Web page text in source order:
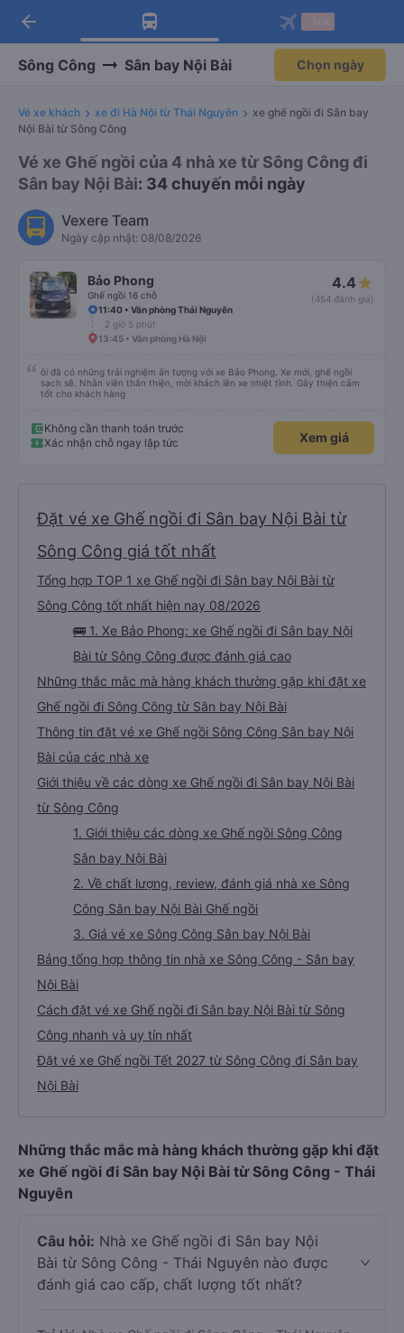
Tải app Vexere ngay!
Nhận ưu đãi thành viên độc
Mở app
Tải app Vexere
-30k/ghế khi đặt vé máy bay qua
Mở app
arrow_back
Sông Công Sân bay Nội Bài Chọn ngày
Vé xe khách xe đi Hà Nội từ Thái Nguyên
xe ghế ngồi đi Sân bay
Nội Bài từ Sông Công
Vé xe Ghế ngồi của 4 nhà xe từ Sông Công đi
Sân bay Nội Bài: 34 chuyến mỗi ngày
Vexere Team
Ngày cập nhật: 08/08/2026
Bảo Phong
Ghế ngồi 16 chỗ
4.4
(454 đánh giá)
11:40 • Văn phòng Thái Nguyên
2 giờ 5 phút
13:45 • Văn phòng Hà Nội
ôi đã có những trải nghiệm ấn tượng với xe Bảo Phong. Xe mới, ghế ngồi
sạch sẽ. Nhân viên thân thiện, mời khách lên xe nhiệt tình. Gây thiện cảm
tốt cho khách hàng
Không cần thanh toán trước
Xác nhận chỗ ngay lập tức
Xem giá
Đặt vé xe Ghế ngồi đi Sân bay Nội Bài từ
Sông Công giá tốt nhất
Tổng hợp TOP 1 xe Ghế ngồi đi Sân bay Nội Bài từ
Sông Công tốt nhất hiện nay 08/2026
🚌 1. Xe Bảo Phong: xe Ghế ngồi đi Sân bay Nội
Bài từ Sông Công được đánh giá cao
Những thắc mắc mà hàng khách thường gặp khi đặt xe
Ghế ngồi đi Sông Công từ Sân bay Nội Bài
Thông tin đặt vé xe Ghế ngồi Sông Công Sân bay Nội
Bài của các nhà xe
Giới thiệu về các dòng xe Ghế ngồi đi Sân bay Nội Bài
từ Sông Công
1. Giới thiệu các dòng xe Ghế ngồi Sông Công
Sân bay Nội Bài
2. Về chất lượng, review, đánh giá nhà xe Sông
Công Sân bay Nội Bài Ghế ngồi
3. Giá vé xe Sông Công Sân bay Nội Bài
Bảng tổng hợp thông tin nhà xe Sông Công - Sân bay
Nội Bài
Cách đặt vé xe Ghế ngồi đi Sân bay Nội Bài từ Sông
Công nhanh và uy tín nhất
Đặt vé xe Ghế ngồi Tết 2027 từ Sông Công đi Sân bay
Nội Bài
Những thắc mắc mà hàng khách thường gặp khi đặt
xe Ghế ngồi đi Sân bay Nội Bài từ Sông Công - Thái
Nguyên
Câu hỏi: Nhà xe Ghế ngồi đi Sân bay Nội
Bài từ Sông Công - Thái Nguyên nào được
đánh giá cao cấp, chất lượng tốt nhất?